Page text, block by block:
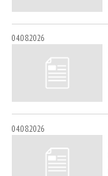
04.08.2026
04.08.2026